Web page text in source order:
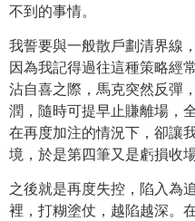
不到的事情。
我誓要與一般散戶劃清界線
因為我記得過往這種策略經
沾自喜之際，馬克突然反彈
潤，隨時可提早止賺離場，
在再度加注的情況下，卻讓
境，於是第四筆又是虧損收場
之後就是再度失控，陷入為
裡，打糊塗仗，越陷越深。